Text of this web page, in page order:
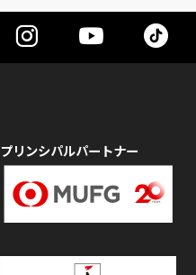
プリンシパルパートナー